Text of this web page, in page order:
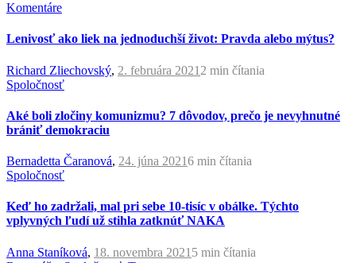
Komentáre
Lenivosť ako liek na jednoduchší život: Pravda alebo mýtus?
Richard Zliechovský, 2. februára 2021 2 min čítania
Spoločnosť
Aké boli zločiny komunizmu? 7 dôvodov, prečo je nevyhnutné
brániť demokraciu
Bernadetta Čaranová, 24. júna 20216 min čítania
Spoločnosť
Keď ho zadržali, mal pri sebe 10-tisíc v obálke. Týchto
vplyvných ľudí už stihla zatknúť NAKA
Anna Staníková, 18. novembra 2021 5 min čítania